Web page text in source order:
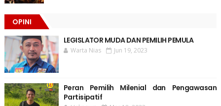
OPINI
LEGISLATOR MUDA DAN PEMILIH PEMULA
Warta Nias Jun 19, 2023
Peran Pemilih Milenial dan Pengawasan
Partisipatif